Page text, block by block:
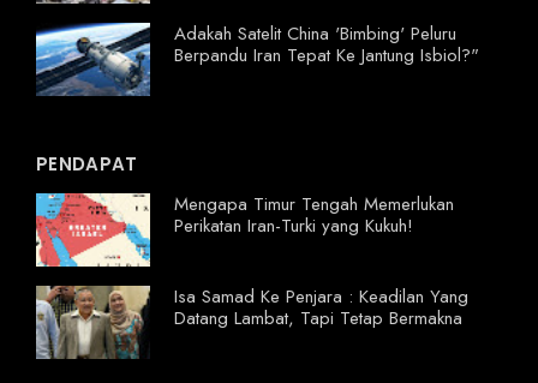
Adakah Satelit China 'Bimbing' Peluru
Berpandu Iran Tepat Ke Jantung Isbiol?"
PENDAPAT
Mengapa Timur Tengah Memerlukan
Perikatan Iran-Turki yang Kukuh!
Isa Samad Ke Penjara : Keadilan Yang
Datang Lambat, Tapi Tetap Bermakna